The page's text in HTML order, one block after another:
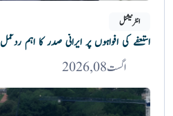
انٹرنیشنل
استعفے کی افواہوں پر ایرانی صدر کا اہم ردعمل
اگست 08, 2026